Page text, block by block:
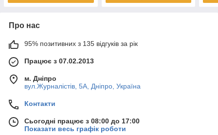
Про нас
95% позитивних з 135 відгуків за рік
Працює з 07.02.2013
м. Дніпро
вул.Журналістів, 5А, Дніпро, Україна
Контакти
Сьогодні працює з 08:00 до 17:00
Показати весь графік роботи